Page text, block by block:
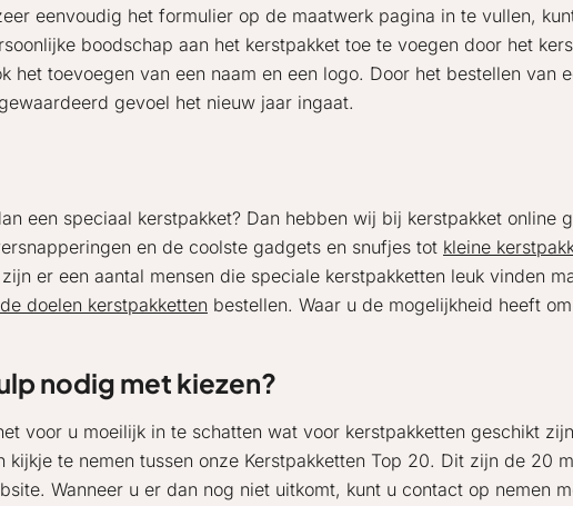
eenvoudig het formulier op de maatwerk pagina in te vullen,
boodschap aan het kerstpakket toe te voegen door het
het toevoegen van een naam en een logo. Door het bestellen van
gevoel het nieuw jaar ingaat.
een speciaal kerstpakket? Dan hebben wij bij kerstpakket online
en de coolste gadgets en snufjes tot kleine
er een aantal mensen die speciale kerstpakketten leuk vinden
doelen kerstpakketten bestellen. Waar u de mogelijkheid heeft
nodig met kiezen?
voor u moeilijk in te schatten wat voor kerstpakketten geschikt
kijkje te nemen tussen onze Kerstpakketten Top 20. Dit zijn de 20
Wanneer u er dan nog niet uitkomt, kunt u contact op nemen